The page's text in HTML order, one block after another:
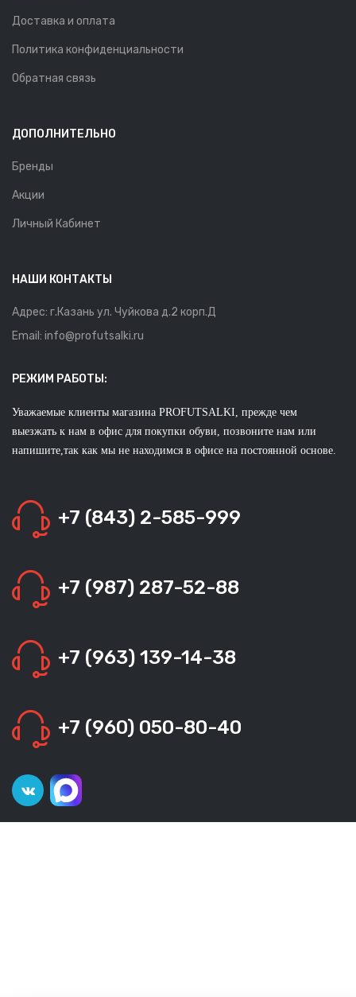
Доставка и оплата
Политика конфиденциальности
Обратная связь
ДОПОЛНИТЕЛЬНО
Бренды
Акции
Личный Кабинет
НАШИ КОНТАКТЫ
Адрес: г.Казань ул. Чуйкова д.2 корп.Д
Email: info@profutsalki.ru
РЕЖИМ РАБОТЫ:
Уважаемые клиенты магазина PROFUTSALKI, прежде чем
выезжать к нам в офис для покупки обуви, позвоните нам или
напишите,так как мы не находимся в офисе на постоянной основе.
+7 (843) 2-585-999
+7 (987) 287-52-88
+7 (963) 139-14-38
+7 (960) 050-80-40